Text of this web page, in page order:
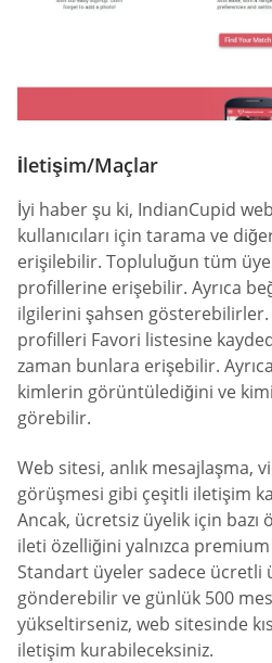
İletişim/Maçlar
İyi haber şu ki, IndianCupid
kullanıcıları için tarama ve
erişilebilir. Topluluğun tüm
profillerine erişebilir. Ayrıca
ilgilerini şahsen
profilleri Favori listesine
zaman bunlara erişebilir.
kimlerin görüntülediğini ve
görebilir.
Web sitesi, anlık mesajlaşma,
görüşmesi gibi çeşitli iletişim
Ancak, ücretsiz üyelik için bazı
ileti özelliğini yalnızca
Standart üyeler sadece ücretli
gönderebilir ve günlük 500
yükseltirseniz, web sitesinde
iletişim kurabileceksiniz.